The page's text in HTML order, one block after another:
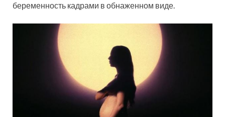
беременность кадрами в обнаженном виде.